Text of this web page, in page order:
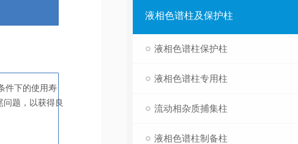
液相色谱柱及保护柱
液相色谱柱保护柱
液相色谱柱专用柱
流动相杂质捕集柱
液相色谱柱制备柱
件下的使用寿
题，以获得良